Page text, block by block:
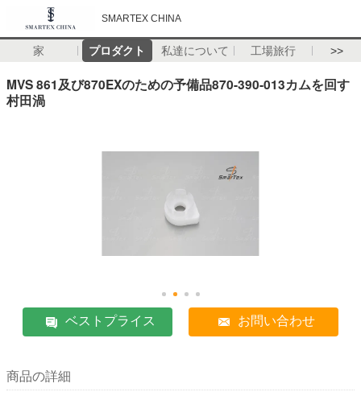
SMARTEX CHINA
家 プロダクト 私達について 工場旅行 >>
MVS 861及び870EXのための予備品870-390-013カムを回す
村田渦
ベストプライス お問い合わせ
商品の詳細